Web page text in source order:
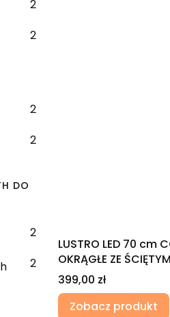
2
2
2
2
DO
do mycia luster oraz okien
2
2
LUSTRO LED 70 cm
OKRĄGŁE ZE
Cena
399,00 zł
Zobacz produkt